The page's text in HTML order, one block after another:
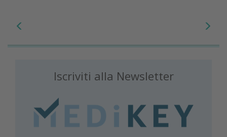
Iscriviti alla Newsletter